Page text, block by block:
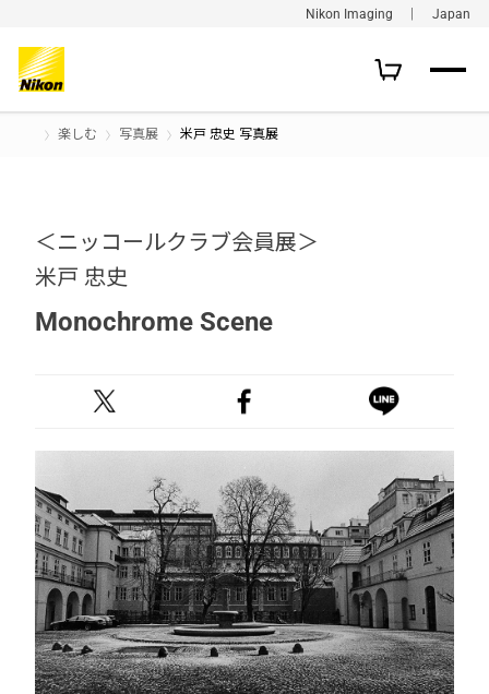
Nikon Imaging ｜ Japan
楽しむ 写真展 米戸 忠史 写真展
＜ニッコールクラブ会員展＞
米戸 忠史
Monochrome Scene